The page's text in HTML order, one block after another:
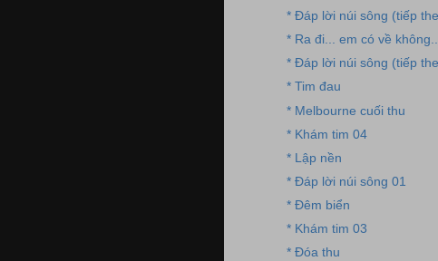
* Đáp lời núi sông (tiếp
* Ra đi... em có về
* Đáp lời núi sông (tiếp
* Tim đau
* Melbourne cuối thu
* Khám tim 04
* Lập nền
* Đáp lời núi sông 01
* Đêm biển
* Khám tim 03
* Đóa thu